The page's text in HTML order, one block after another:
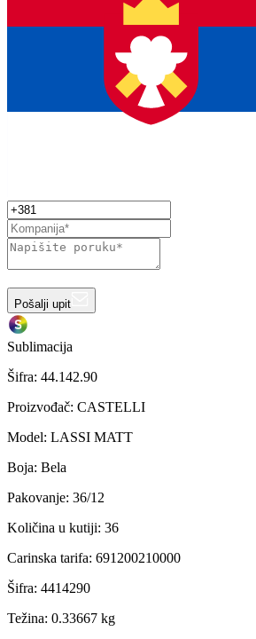
Pošalji upit
Sublimacija
Šifra: 44.142.90
Proizvođač: CASTELLI
Model: LASSI MATT
Boja: Bela
Pakovanje: 36/12
Količina u kutiji: 36
Carinska tarifa: 691200210000
Šifra: 4414290
Težina: 0.33667 kg